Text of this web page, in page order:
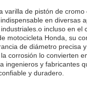
varilla de pistón de cromo
en diversas
incluso en el
motocicleta Honda, su
de diámetro precisa
corrosión lo convierten
ingenieros y fabricantes
y duradero.